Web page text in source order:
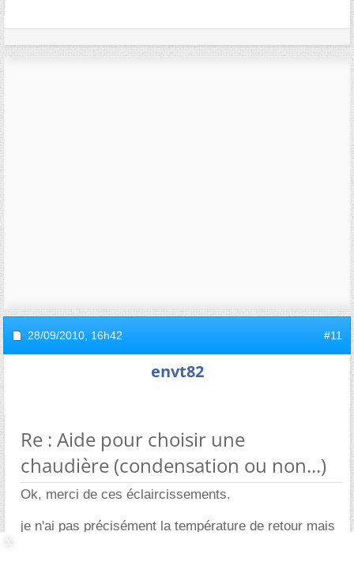
28/09/2010, 16h42 #11
envt82
Re : Aide pour choisir une
chaudière (condensation ou non...)
Ok, merci de ces éclaircissements.
je n'ai pas précisément la température de retour mais